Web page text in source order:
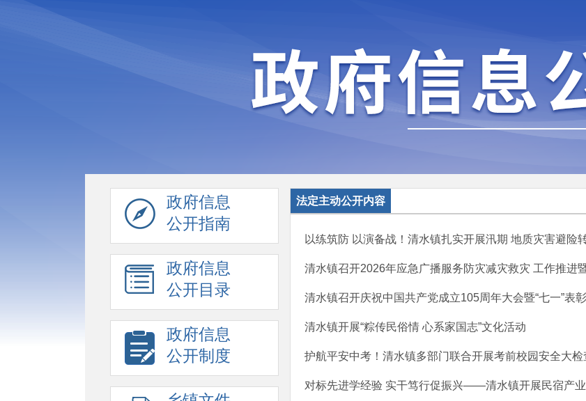
政府信息
公开指南
政府信息
公开目录
政府信息
公开制度
法定主动公开内容
以练筑防 以演备战！清水镇扎实开展汛期 地质灾害避险
清水镇召开2026年应急广播服务防灾减灾救灾 工作推进
清水镇召开庆祝中国共产党成立105周年大会暨“七一”表
清水镇开展“粽传民俗情 心系家国志”文化活动
护航平安中考！清水镇多部门联合开展考前校园安全大检
对标先进学经验 实干笃行促振兴——清水镇开展民宿产